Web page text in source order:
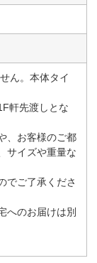
ん。本体タイ
軒先渡しとな
、お客様のご都
サイズや重量な
でご了承くださ
へのお届けは別